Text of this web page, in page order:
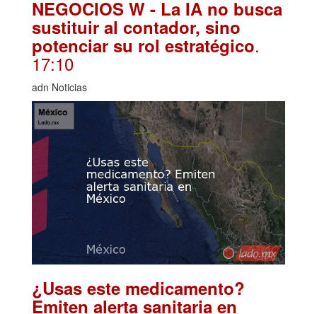
NEGOCIOS W - La IA no busca
sustituir al contador, sino
potenciar su rol estratégico.
17:10
adn Noticias
¿Usas este medicamento?
Emiten alerta sanitaria en